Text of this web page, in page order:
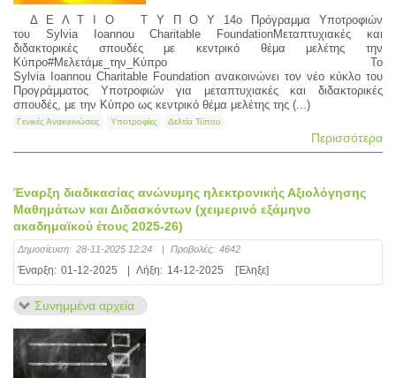
Δ Ε Λ Τ Ι Ο Τ Υ Π Ο Υ 14ο Πρόγραμμα Υποτροφιών
του Sylvia Ioannou Charitable FoundationΜεταπτυχιακές και
διδακτορικές σπουδές με κεντρικό θέμα μελέτης την
Κύπρο#Μελετάμε_την_Κύπρο Το
Sylvia Ioannou Charitable Foundation ανακοινώνει τον νέο κύκλο του
Προγράμματος Υποτροφιών για μεταπτυχιακές και διδακτορικές
σπουδές, με την Κύπρο ως κεντρικό θέμα μελέτης της (...)
Γενικές Ανακοινώσεις Υποτροφίες Δελτία Τύπου
Περισσότερα
Έναρξη διαδικασίας ανώνυμης ηλεκτρονικής Αξιολόγησης
Μαθημάτων και Διδασκόντων (χειμερινό εξάμηνο
ακαδημαϊκού έτους 2025-26)
Δημοσίευση: 28-11-2025 12:24 | Προβολές: 4642
Έναρξη: 01-12-2025 Λήξη: 14-12-2025 [Έληξε]
Συνημμένα αρχεία